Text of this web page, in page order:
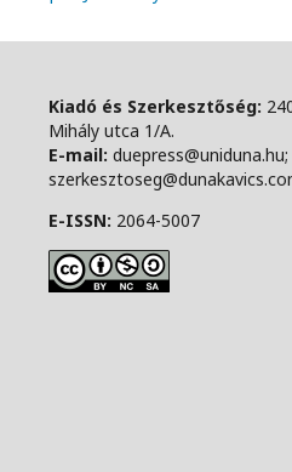
Kiadó és Szerkesztőség:
Mihály utca 1/A.
E-mail: duepress@uniduna.hu;
E-ISSN: 2064-5007